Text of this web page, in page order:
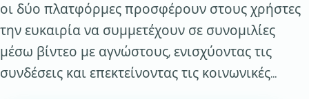
οι δύο πλατφόρμες προσφέρουν στους χρήστες
την ευκαιρία να συμμετέχουν σε συνομιλίες
μέσω βίντεο με αγνώστους, ενισχύοντας τις
συνδέσεις και επεκτείνοντας τις κοινωνικές...